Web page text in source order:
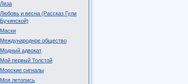
Лиза
Любовь и весна (Рассказ Гули
Бучинской)
Маски
Международное общество
Модный адвокат
Мой первый Толстой
Морские сигналы
Моя летопись